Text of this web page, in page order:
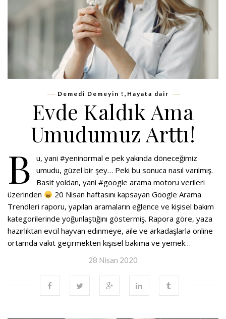
Demedi Demeyin ! , Hayata dair
Evde Kaldık Ama
Umudumuz Arttı!
B
u, yani #yeninormal e pek yakında döneceğimiz
umudu, güzel bir şey… Peki bu sonuca nasıl varılmış.
Basit yoldan, yani #google arama motoru verileri
üzerinden
20 Nisan haftasını kapsayan Google Arama
Trendleri raporu, yapılan aramaların eğlence ve kişisel bakım
kategorilerinde yoğunlaştığını göstermiş. Rapora göre, yaza
hazırlıktan evcil hayvan edinmeye, aile ve arkadaşlarla online
ortamda vakit geçirmekten kişisel bakıma ve yemek…
28 Nisan 2020